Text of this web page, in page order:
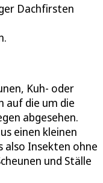
Dachfirsten
Kuh- oder
auf die um die
abgesehen.
einen kleinen
also Insekten ohne
und Ställe